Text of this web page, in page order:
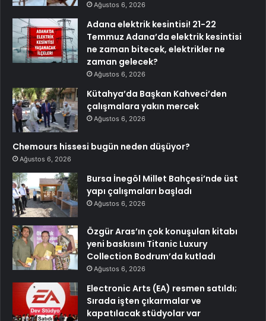
Ağustos 6, 2026
Adana elektrik kesintisi! 21-22
Temmuz Adana’da elektrik kesintisi
ne zaman bitecek, elektrikler ne
zaman gelecek?
Ağustos 6, 2026
Kütahya’da Başkan Kahveci’den
çalışmalara yakın mercek
Ağustos 6, 2026
Chemours hissesi bugün neden düşüyor?
Ağustos 6, 2026
Bursa İnegöl Millet Bahçesi’nde üst
yapı çalışmaları başladı
Ağustos 6, 2026
Özgür Aras’ın çok konuşulan kitabı
yeni baskısını Titanic Luxury
Collection Bodrum’da kutladı
Ağustos 6, 2026
Electronic Arts (EA) resmen satıldı;
Sırada işten çıkarmalar ve
kapatılacak stüdyolar var